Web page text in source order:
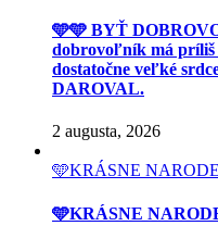
🩵🩵 BYŤ
dobrovoľník má príliš
dostatočne veľké
DAROVAL.
2 augusta, 2026
🩵KRÁSNE
🩵KRÁSNE